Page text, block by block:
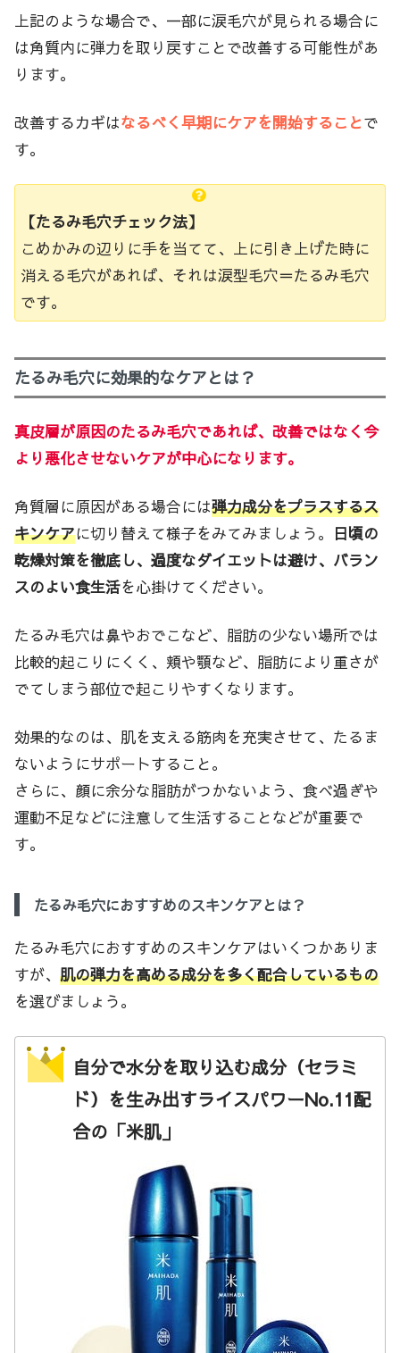
上記のような場合で、一部に涙毛穴が見られる場合に
は角質内に弾力を取り戻すことで改善する可能性があ
ります。
改善するカギはなるべく早期にケアを開始することで
す。
【たるみ毛穴チェック法】
こめかみの辺りに手を当てて、上に引き上げた時に
消える毛穴があれば、それは涙型毛穴＝たるみ毛穴
です。
たるみ毛穴に効果的なケアとは？
真皮層が原因のたるみ毛穴であれば、改善ではなく今
より悪化させないケアが中心になります。
角質層に原因がある場合には弾力成分をプラスするス
キンケアに切り替えて様子をみてみましょう。 日頃の
乾燥対策を徹底し、過度なダイエットは避け、バラン
スのよい食生活を心掛けてください。
たるみ毛穴は鼻やおでこなど、脂肪の少ない場所では
比較的起こりにくく、頬や顎など、脂肪により重さが
でてしまう部位で起こりやすくなります。
効果的なのは、肌を支える筋肉を充実させて、たるま
ないようにサポートすること。
さらに、顔に余分な脂肪がつかないよう、食べ過ぎや
運動不足などに注意して生活することなどが重要で
す。
たるみ毛穴におすすめのスキンケアとは？
たるみ毛穴におすすめのスキンケアはいくつかありま
すが、 肌の弾力を高める成分を多く配合しているもの
を選びましょう。
自分で水分を取り込む成分（セラミ
ド）を生み出すライスパワーNo.11配
合の「米肌」